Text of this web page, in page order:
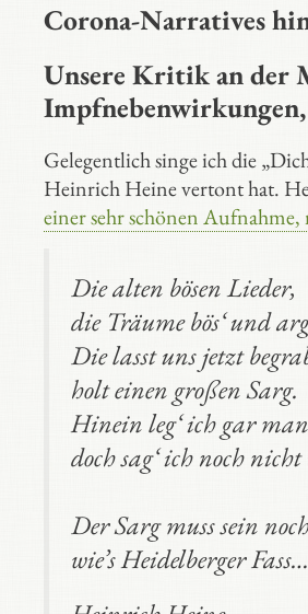
Corona-Narratives
Unsere Kritik an der
Gelegentlich singe ich die
Heinrich Heine vertont hat.
einer sehr schönen
Die alten bösen Lieder,
die Träume bös‘ und
Die lasst uns jetzt
holt einen großen Sarg.
Hinein leg‘ ich gar
doch sag‘ ich noch nicht
Der Sarg muss sein
wie’s Heidelberger Fass…